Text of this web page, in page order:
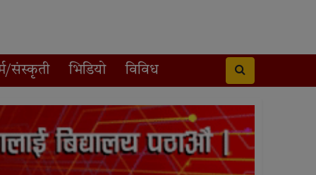
संस्कृती भिडियो विविध